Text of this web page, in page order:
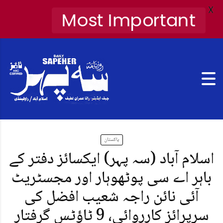
پاکستان
اسلام آباد (سہ پہر) ایکسائز دفتر کے
باہر اے سی پوٹھوہار اور مجسٹریٹ
آئی نائن راجہ شعیب افضل کی
سرپرائز کارروائی، 9 ٹاؤٹس گرفتار
Most Important X